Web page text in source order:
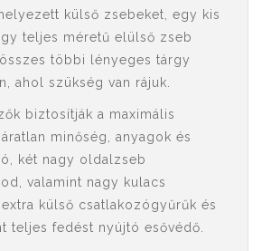
külső zsebeket, egy kis
teljes méretű elülső zseb
többi lényeges tárgy
ahol szükség van rájuk.
biztosítják a maximális
minőség, anyagok és
két nagy oldalzseb
valamint nagy kulacs
külső csatlakozógyűrűk és
teljes fedést nyújtó esővédő.